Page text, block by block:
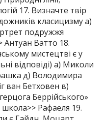
17. Визначте твір
класицизму а)
подружжя
Ватто 18.
мистецтві є у
вiдповіді) а) Миколи
д) Володимира
ван Бетховен в)
Беррiйського»
школа>> Рафаеля 19.